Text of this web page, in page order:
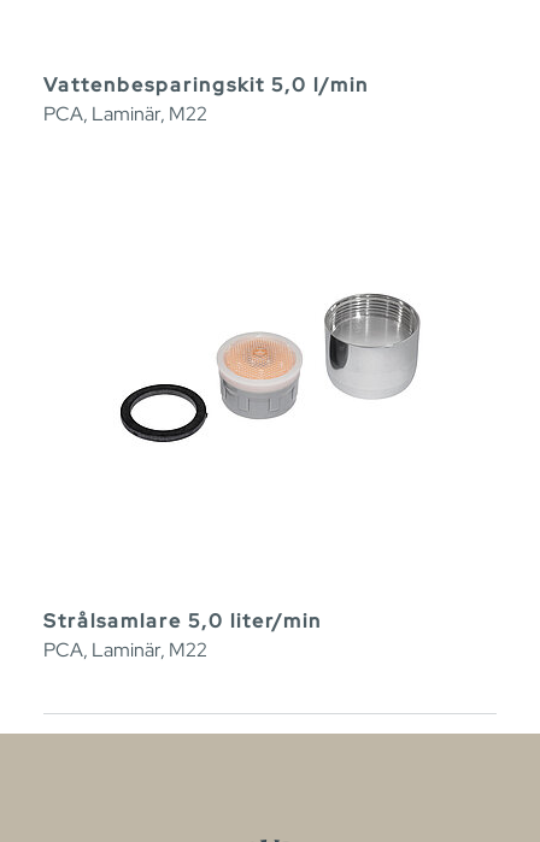
Vattenbesparingskit 5,0 l/min
PCA, Laminär, M22
Strålsamlare 5,0 liter/min
PCA, Laminär, M22